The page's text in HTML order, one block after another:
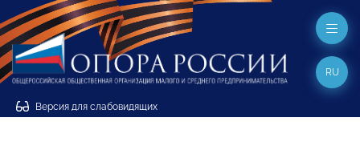
Версия для слабовидящих
RU